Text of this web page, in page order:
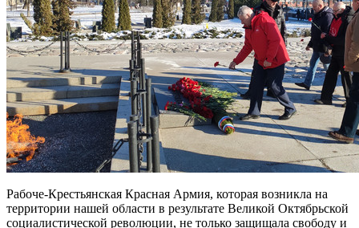
Рабоче-Крестьянская Красная Армия, которая возникла на
территории нашей области в результате Великой Октябрьской
социалистической революции, не только защищала свободу и